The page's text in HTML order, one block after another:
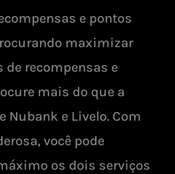
e pontos
maximizar
recompensas e
mais do que a
Nubank e Livelo. Com
você pode
os dois serviços